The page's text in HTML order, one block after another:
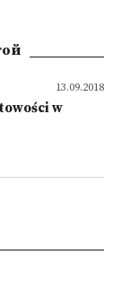
13.09.2018
w